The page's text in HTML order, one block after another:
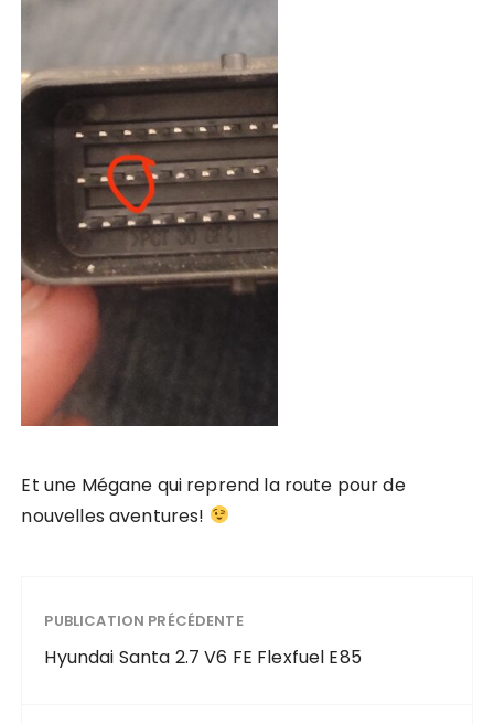
Et une Mégane qui reprend la route pour de
nouvelles aventures!
PUBLICATION PRÉCÉDENTE
Hyundai Santa 2.7 V6 FE Flexfuel E85